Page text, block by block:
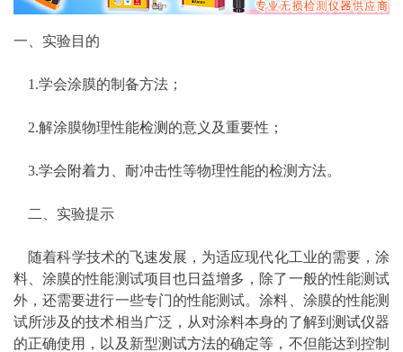
一、实验目的
1.学会涂膜的制备方法；
2.解涂膜物理性能检测 的意义及重要性；
3.学会附着力 、耐冲击性等物理性能的检测方法。
二、实验提示
随着科学技术的飞速发展，为适应现代化工业的需要，涂
料、涂膜的性能测试项目也日益增多，除了一般的性能测试
外，还需要进行一些专门的性能测试。涂料、涂膜的性能测
试所涉及的技术相当广泛，从对涂料本身的了解到 测试仪器
的正确使用，以及新型测试方法的确定等，不但能达到控制